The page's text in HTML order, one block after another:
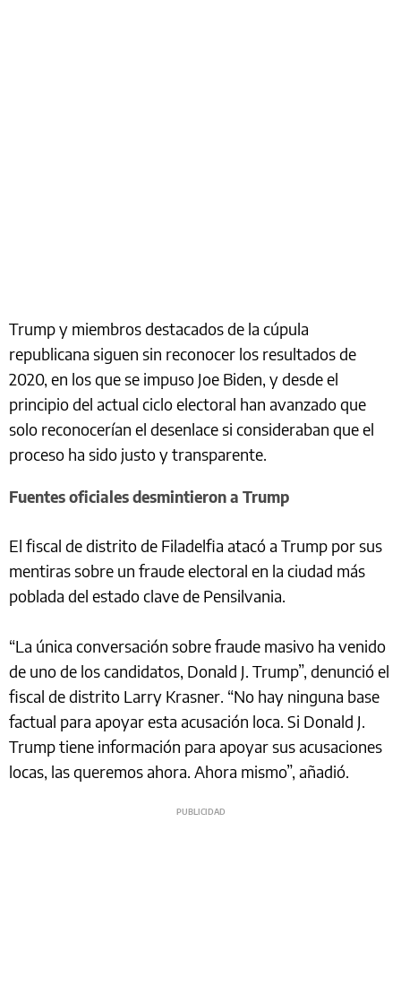
Trump y miembros destacados de la cúpula
republicana siguen sin reconocer los resultados de
2020, en los que se impuso Joe Biden, y desde el
principio del actual ciclo electoral han avanzado que
solo reconocerían el desenlace si consideraban que el
proceso ha sido justo y transparente.
Fuentes oficiales desmintieron a Trump
El fiscal de distrito de Filadelfia atacó a Trump por sus
mentiras sobre un fraude electoral en la ciudad más
poblada del estado clave de Pensilvania.
“La única conversación sobre fraude masivo ha venido
de uno de los candidatos, Donald J. Trump”, denunció el
fiscal de distrito Larry Krasner. “No hay ninguna base
factual para apoyar esta acusación loca. Si Donald J.
Trump tiene información para apoyar sus acusaciones
locas, las queremos ahora. Ahora mismo”, añadió.